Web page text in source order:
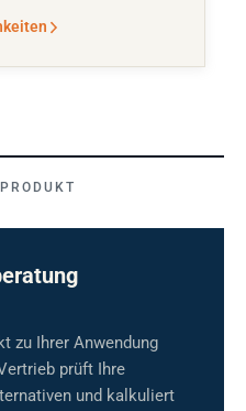
zu Ihrer Anwendung
prüft Ihre
und kalkuliert